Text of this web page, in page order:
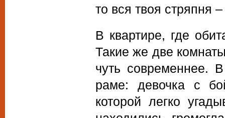
то вся твоя стряпня
В квартире, где
Такие же две
чуть современнее.
раме: девочка с
которой легко